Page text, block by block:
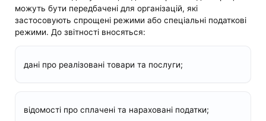
можуть бути передбачені для організацій, які
застосовують спрощені режими або спеціальні податкові
режими. До звітності вносяться:
дані про реалізовані товари та послуги;
відомості про сплачені та нараховані податки;